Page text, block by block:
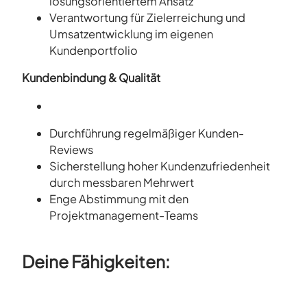
Verantwortung für Zielerreichung und
Umsatzentwicklung im eigenen
Kundenportfolio
Kundenbindung & Qualität
Durchführung regelmäßiger Kunden-
Reviews
Sicherstellung hoher Kundenzufriedenheit
durch messbaren Mehrwert
Enge Abstimmung mit den
Projektmanagement-Teams
Deine Fähigkeiten: